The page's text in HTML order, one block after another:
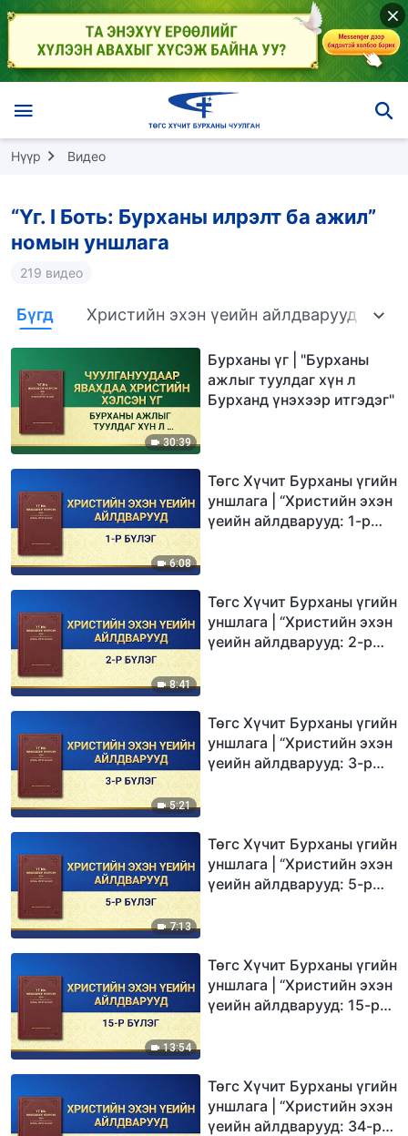
Нүүр Видео
“Үг. I Боть: Бурханы илрэлт ба ажил”
номын уншлага
219 видео
Бүгд Христийн эхэн үеийн айлдварууд
30:39
Бурханы үг | "Бурханы
ажлыг туулдаг хүн л
Бурханд үнэхээр итгэдэг"
6:08
Төгс Хүчит Бурханы үгийн
уншлага | “Христийн эхэн
үеийн айлдварууд: 1-р
8:41
Төгс Хүчит Бурханы үгийн
уншлага | “Христийн эхэн
үеийн айлдварууд: 2-р
5:21
Төгс Хүчит Бурханы үгийн
уншлага | “Христийн эхэн
үеийн айлдварууд: 3-р
7:13
Төгс Хүчит Бурханы үгийн
уншлага | “Христийн эхэн
үеийн айлдварууд: 5-р
13:54
Төгс Хүчит Бурханы үгийн
уншлага | “Христийн эхэн
үеийн айлдварууд: 15-р
Төгс Хүчит Бурханы үгийн
уншлага | “Христийн эхэн
үеийн айлдварууд: 34-р